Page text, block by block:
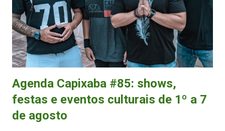
Agenda Capixaba #85: shows,
festas e eventos culturais de 1º a 7
de agosto